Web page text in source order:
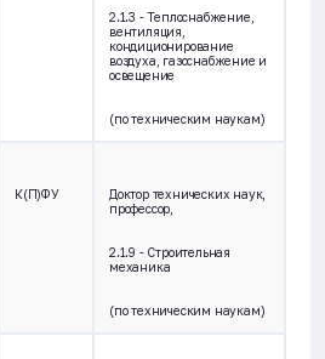
2.1.3 - Теплоснабжение,
вентиляция,
кондиционирование
воздуха, газоснабжение и
освещение
(по техническим наукам)
К(П)ФУ
Доктор технических наук,
профессор,
2.1.9 - Строительная
механика
(по техническим наукам)